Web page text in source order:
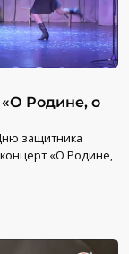
Родине, о
защитника
«О Родине,